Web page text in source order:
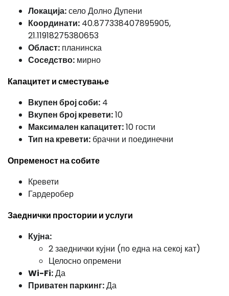
Локација:село Долно Дупени
Координати: 40.877338407895905,
21.11918275380653
Област: планинска
Соседство: мирно
Капацитет и сместување
Вкупен број соби: 4
Вкупен број кревети:10
Максимален капацитет:10 гости
Тип на кревети: брачни и поединечни
Опременост на собите
Кревети
Гардеробер
Заеднички простории и услуги
Кујна:
2 заеднички кујни (по една на секој кат)
Целосно опремени
Wi-Fi:Да
Приватен паркинг:Да